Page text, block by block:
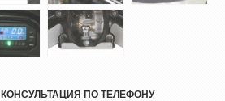
КОНСУЛЬТАЦИЯ ПО ТЕЛЕФОНУ